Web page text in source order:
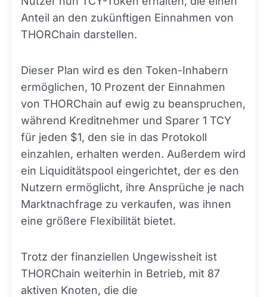
Anteil an den zukünftigen Einnahmen von
THORChain darstellen.
Dieser Plan wird es den Token-Inhabern
ermöglichen, 10 Prozent der Einnahmen
von THORChain auf ewig zu beanspruchen,
während Kreditnehmer und Sparer 1 TCY
für jeden $1, den sie in das Protokoll
einzahlen, erhalten werden. Außerdem wird
ein Liquiditätspool eingerichtet, der es den
Nutzern ermöglicht, ihre Ansprüche je nach
Marktnachfrage zu verkaufen, was ihnen
eine größere Flexibilität bietet.
Trotz der finanziellen Ungewissheit ist
THORChain weiterhin in Betrieb, mit 87
aktiven Knoten, die die